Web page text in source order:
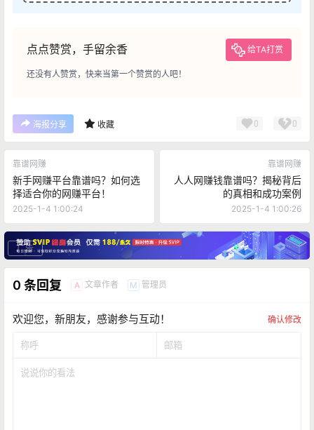
点点赞赏，手留余香 给TA打赏
还没有人赞赏，快来当第一个赞赏的人吧！
海报分享 收藏 0 0
靠谱网赚
新手网赚平台靠谱吗？如何选
择适合你的网赚平台！
2025-1-4 1:00:24
靠谱网赚
人人网赚钱靠谱吗？揭秘背后
的真相和成功案例
2025-1-4 1:00:26
广告
0 条回复 A 文章作者 M 管理员
欢迎您，新朋友，感谢参与互动！ 确认修改